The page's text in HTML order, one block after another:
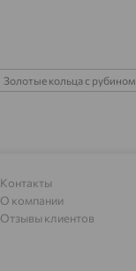
Золотые кольца с рубином
Контакты
О компании
Отзывы клиентов
доставка